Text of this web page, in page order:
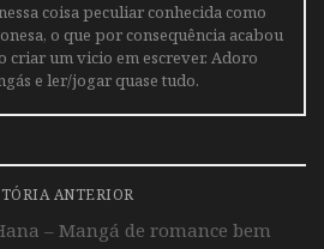
coisa peculiar conhecida como
o que por consequência acabou
criar um vicio em escrever. Adoro
e ler/jogar quase tudo.
ANTERIOR
– Mangá de romance bem